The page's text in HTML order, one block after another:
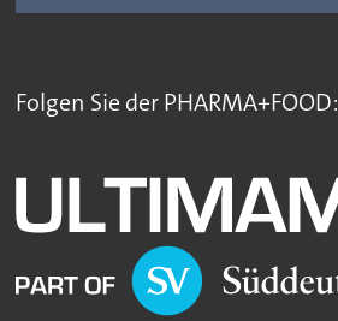
Folgen Sie der PHARMA+FOOD: